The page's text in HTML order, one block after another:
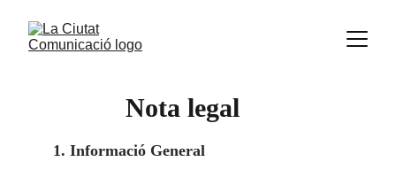
Nota legal
1. Informació General